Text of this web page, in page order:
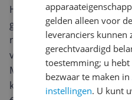
Heb jij dit product in bezit
geven? Start dan
review. Afhankelijk van de
van een review gemiddeld
Met jouw mening help je
keuze te maken én maak je
gelden alleen voor
leveranciers kunnen
gerechtvaardigd
toestemming; u
bezwaar te maken in
instellingen. U kunt